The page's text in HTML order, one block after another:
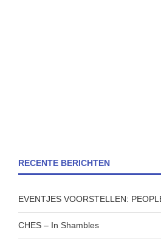
RECENTE BERICHTEN
EVENTJES VOORSTELLEN:
CHES – In Shambles